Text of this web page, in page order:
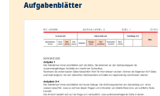
Aufgabenblätter